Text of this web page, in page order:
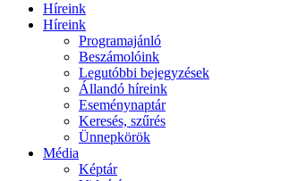
Híreink
Híreink
Programajánló
Beszámolóink
Legutóbbi bejegyzések
Állandó híreink
Eseménynaptár
Keresés, szűrés
Ünnepkörök
Média
Képtár